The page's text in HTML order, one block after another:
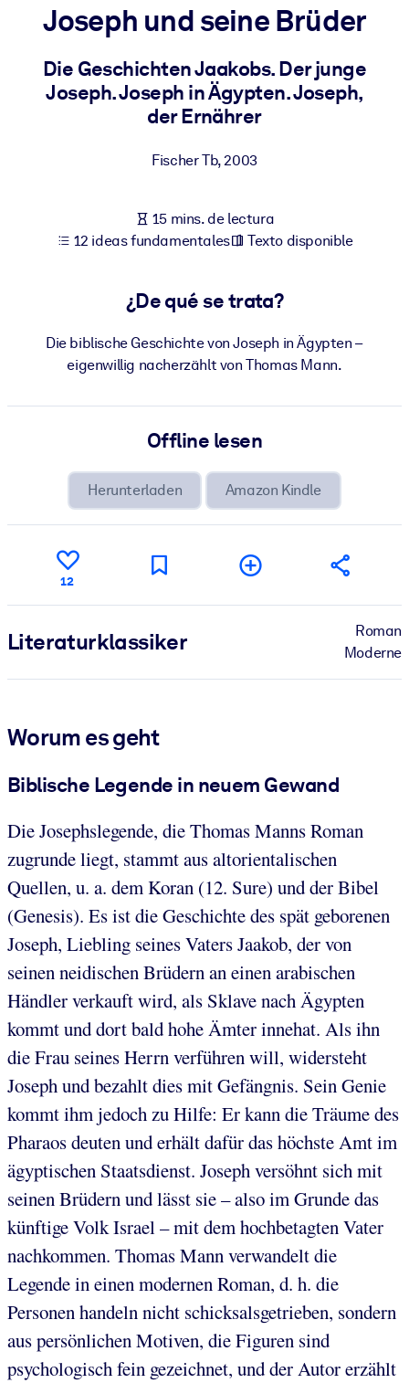
Para LMS/LXP
Integre conocimientos verificados y breves en su LMS/LXP para
obtener mejores resultados de aprendizaje.
Para sistemas de IA
Joseph und seine Brüder
Die Geschichten Jaakobs. Der junge
Joseph. Joseph in Ägypten. Joseph,
der Ernährer
Fischer Tb,2003
15 mins. de lectura
12 ideas fundamentales
Texto disponible
¿De qué se trata?
Die biblische Geschichte von Joseph in Ägypten –
eigenwillig nacherzählt von Thomas Mann.
Offline lesen
Herunterladen Amazon Kindle
12
Literatur­klassiker
Roman
Moderne
Worum es geht
Biblische Legende in neuem Gewand
Die Josephslegende, die Thomas Manns Roman
zugrunde liegt, stammt aus altorientalischen
Quellen, u. a. dem Koran (12. Sure) und der Bibel
(Genesis). Es ist die Geschichte des spät geborenen
Joseph, Liebling seines Vaters Jaakob, der von
seinen neidischen Brüdern an einen arabischen
Händler verkauft wird, als Sklave nach Ägypten
kommt und dort bald hohe Ämter innehat. Als ihn
die Frau seines Herrn verführen will, widersteht
Joseph und bezahlt dies mit Gefängnis. Sein Genie
kommt ihm jedoch zu Hilfe: Er kann die Träume des
Pharaos deuten und erhält dafür das höchste Amt im
ägyptischen Staatsdienst. Joseph versöhnt sich mit
seinen Brüdern und lässt sie – also im Grunde das
künftige Volk Israel – mit dem hochbetagten Vater
nachkommen. Thomas Mann verwandelt die
Legende in einen modernen Roman, d. h. die
Personen handeln nicht schicksalsgetrieben, sondern
aus persönlichen Motiven, die Figuren sind
psychologisch fein gezeichnet, und der Autor erzählt